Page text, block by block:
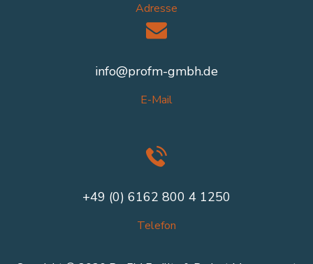
Adresse
info@profm-gmbh.de
E-Mail
+49 (0) 6162 800 4 1250
Telefon